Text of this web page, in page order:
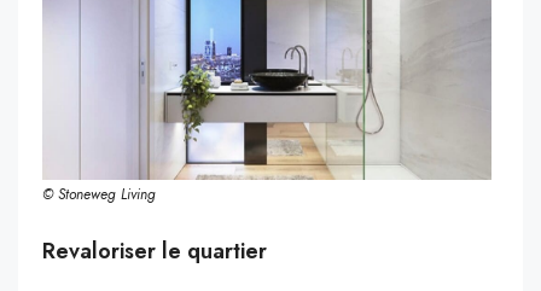
© Stoneweg Living
Revaloriser le quartier